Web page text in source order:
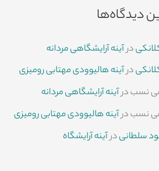
دیدگاه‌ها
درآینه آرایشگاهی مردانه
درآینه هالیوودی مهتابی رومیزی
نسبدرآینه آرایشگاهی مردانه
نسبدرآینه هالیوودی مهتابی رومیزی
سلطانیدرآینه آرایشگاه